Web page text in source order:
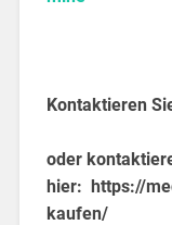
Kontaktieren
oder
hier: https://
kaufen/